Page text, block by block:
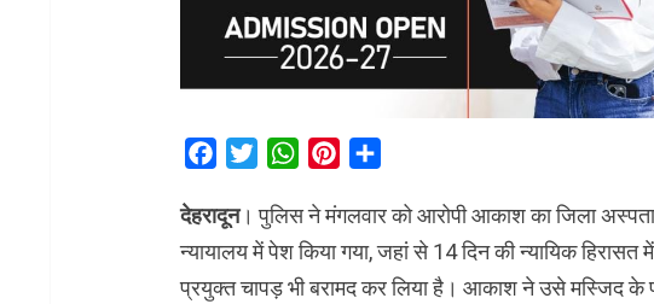
Facebook
TwitterWhatsAppPinterest
देहरादून। पुलिस ने मंगलवार को आरोपी आकाश का जिला
न्यायालय में पेश किया गया, जहां से 14 दिन की न्यायिक
प्रयुक्त चापड़ भी बरामद कर लिया है। आकाश ने उसे मस्जिद के